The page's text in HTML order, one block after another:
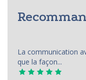
La communication
que la façon...